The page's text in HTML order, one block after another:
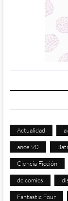
Actualidad
años 90
Ciencia Ficción
dc comics
Fantastic Four